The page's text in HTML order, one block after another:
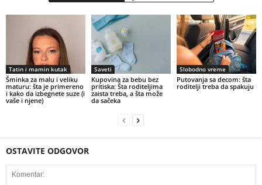
Tatin i mamin kutak
Šminka za malu i veliku
maturu: šta je primereno
i kako da izbegnete suze (i
vaše i njene)
Saveti
Kupovina za bebu bez
pritiska: Šta roditeljima
zaista treba, a šta može
da sačeka
Slobodno vreme
Putovanja sa decom: šta
roditelji treba da spakuju
OSTAVITE ODGOVOR